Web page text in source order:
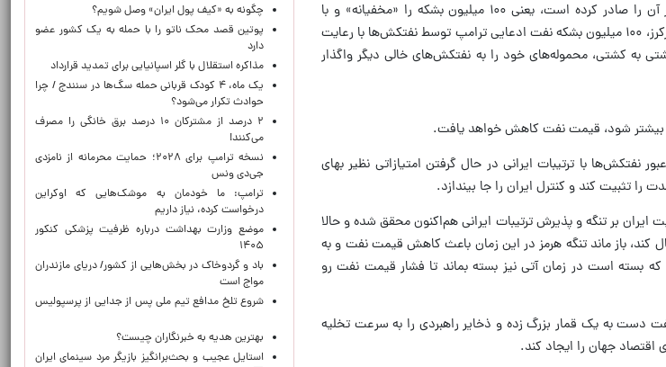
دونالد ترامپ دیشب مدعی شد، همان میزان نفتی که ایران مجوز عبور آن را صادر کرده است، یعنی ۱۰۰ میلیون بشکه را «مخفیانه» و با
طبق بررسی تانکرترکرز، ۱۰۰ میلیون بشکه نفت ادعایی ترامپ توسط نفتکش‌ها با رعایت
به کشتی، محموله‌های خود را به نفتکش‌های خالی دیگر واگذار
بیشتر شود، قیمت نفت کاهش خواهد یافت.
نفتکش‌ها با ترتیبات ایرانی در حال گرفتن امتیازاتی نظیر بهای
تثبیت کند و کنترل ایران را جا بیندازد.
بر تنگه و پذیرش ترتیبات ایرانی هم‌اکنون محقق شده و حالا
کند، باز ماند تنگه هرمز در این زمان باعث کاهش قیمت نفت و به
بسته است در زمان آتی نیز بسته بماند تا فشار قیمت نفت رو
دست به یک قمار بزرگ زده و ذخایر راهبردی را به سرعت تخلیه
اقتصاد جهان را ایجاد کند.
چگونه به «کیف پول ایران» وصل شویم؟
پوتین قصد محک ناتو را با حمله به یک کشور عضو
دارد
مذاکره استقلال با گلر اسپانیایی برای تمدید قرارداد
یک ماه، ۴ کودک قربانی حمله سگ‌ها در سنندج / چرا
حوادث تکرار می‌شود؟
۲ درصد از مشترکان ۱۰ درصد برق خانگی را مصرف
می‌کنند!
نسخه ترامپ برای ۲۰۲۸؛ حمایت محرمانه از نامزدی
جی‌دی ونس
ترامپ: ما خودمان به موشک‌هایی که اوکراین
درخواست کرده، نیاز داریم
موضع وزارت بهداشت درباره ظرفیت پزشکی کنکور
۱۴۰۵
باد و گردوخاک در بخش‌هایی از کشور/ دریای مازندران
مواج است
شروع تلخ مدافع تیم ملی پس از جدایی از پرسپولیس
بهترین هدیه به خبرنگاران چیست؟
استایل عجیب و بحث‌برانگیز بازیگر مرد سینمای ایران